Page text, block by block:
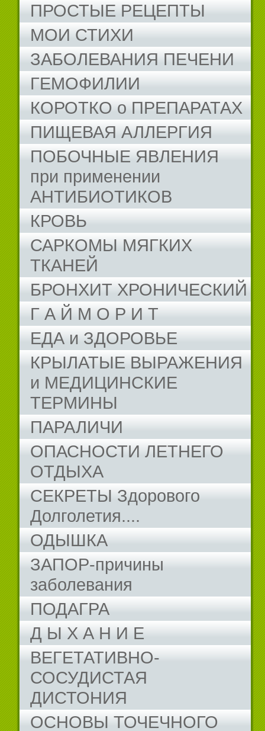
ПРОСТЫЕ РЕЦЕПТЫ
МОИ СТИХИ
ЗАБОЛЕВАНИЯ ПЕЧЕНИ
ГЕМОФИЛИИ
КОРОТКО о ПРЕПАРАТАХ
ПИЩЕВАЯ АЛЛЕРГИЯ
ПОБОЧНЫЕ ЯВЛЕНИЯ
при применении
АНТИБИОТИКОВ
КРОВЬ
САРКОМЫ МЯГКИХ
ТКАНЕЙ
БРОНХИТ ХРОНИЧЕСКИЙ
Г А Й М О Р И Т
ЕДА и ЗДОРОВЬЕ
КРЫЛАТЫЕ ВЫРАЖЕНИЯ
и МЕДИЦИНСКИЕ
ТЕРМИНЫ
ПАРАЛИЧИ
ОПАСНОСТИ ЛЕТНЕГО
ОТДЫХА
СЕКРЕТЫ Здорового
Долголетия....
ОДЫШКА
ЗАПОР-причины
заболевания
ПОДАГРА
Д Ы Х А Н И Е
ВЕГЕТАТИВНО-
СОСУДИСТАЯ
ДИСТОНИЯ
ОСНОВЫ ТОЧЕЧНОГО